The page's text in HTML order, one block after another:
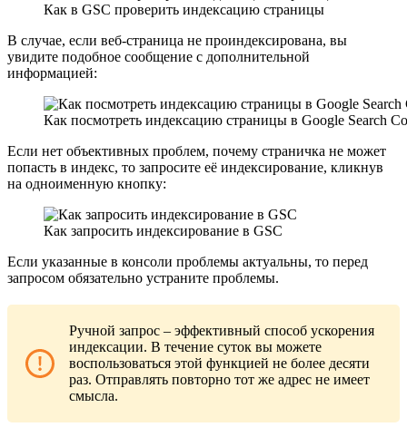
Как в GSC проверить индексацию страницы
В случае, если веб-страница не проиндексирована, вы
увидите подобное сообщение с дополнительной
информацией:
Как посмотреть индексацию страницы в Google Search
Если нет объективных проблем, почему страничка не может
попасть в индекс, то запросите её индексирование, кликнув
на одноименную кнопку:
Как запросить индексирование в GSC
Если указанные в консоли проблемы актуальны, то перед
запросом обязательно устраните проблемы.
Ручной запрос – эффективный способ ускорения
индексации. В течение суток вы можете
воспользоваться этой функцией не более десяти
раз. Отправлять повторно тот же адрес не имеет
смысла.